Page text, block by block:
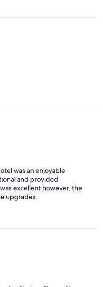
Sports bar. The staff there
a long day of sightseeing.
a discount at the bar
this spot for
cleanliness, and perfect
stay here again.
was an enjoyable
and provided
excellent however, the
upgrades.